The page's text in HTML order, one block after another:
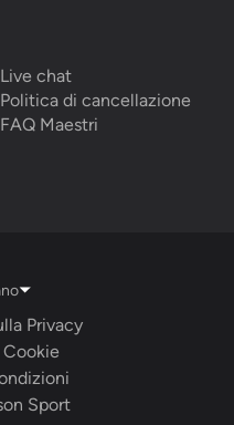
Live chat
Politica di cancellazione
FAQ Maestri
Sport
Privacy